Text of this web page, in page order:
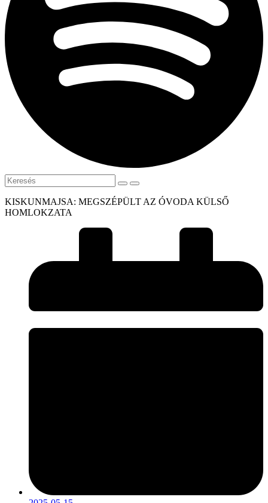
KISKUNMAJSA: MEGSZÉPÜLT AZ ÓVODA KÜLSŐ
HOMLOKZATA